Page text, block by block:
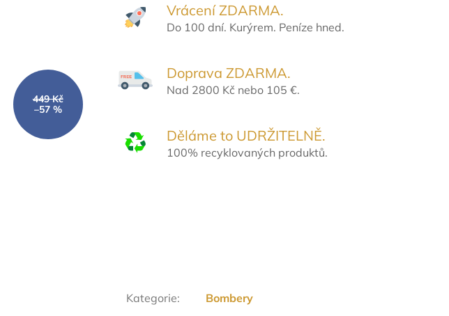
449 Kč
–57 %
Vrácení ZDARMA.
Do 100 dní. Kurýrem. Peníze hned.
Doprava ZDARMA.
Nad 2800 Kč nebo 105 €.
Děláme to UDRŽITELNĚ.
100% recyklovaných produktů.
Kategorie:
Bombery